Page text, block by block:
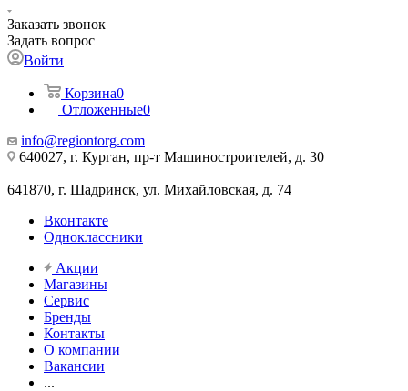
Заказать звонок
Задать вопрос
Войти
Корзина0
Отложенные0
info@regiontorg.com
640027, г. Курган, пр-т Машиностроителей, д. 30
641870, г. Шадринск, ул. Михайловская, д. 74
Вконтакте
Одноклассники
Акции
Магазины
Сервис
Бренды
Контакты
О компании
Вакансии
...